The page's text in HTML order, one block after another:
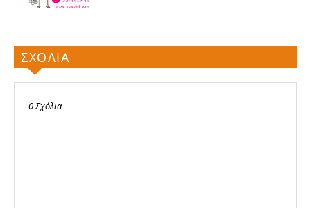
ΣΧΟΛΙΑ
0 Σχόλια